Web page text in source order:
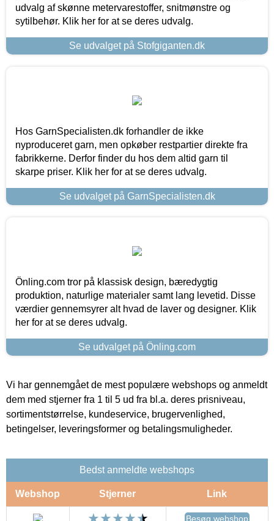
udvalg af skønne metervarestoffer, snitmønstre og
sytilbehør. Klik her for at se deres udvalg.
Se udvalget på Stofgiganten.dk
Hos GarnSpecialisten.dk forhandler de ikke
nyproduceret garn, men opkøber restpartier direkte fra
fabrikkerne. Derfor finder du hos dem altid garn til
skarpe priser. Klik her for at se deres udvalg.
Se udvalget på GarnSpecialisten.dk
Önling.com tror på klassisk design, bæredygtig
produktion, naturlige materialer samt lang levetid. Disse
værdier gennemsyrer alt hvad de laver og designer. Klik
her for at se deres udvalg.
Se udvalget på Önling.com
Vi har gennemgået de mest populære webshops og anmeldt
dem med stjerner fra 1 til 5 ud fra bl.a. deres prisniveau,
sortimentstørrelse, kundeservice, brugervenlighed,
betingelser, leveringsformer og betalingsmuligheder.
Bedst anmeldte webshops
Webshop Stjerner Link
Besøg webshop